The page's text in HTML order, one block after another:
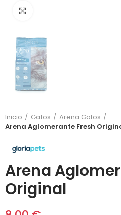
Inicio Gatos
Arena Gatos
Arena Aglomerante Fresh
Arena
Original